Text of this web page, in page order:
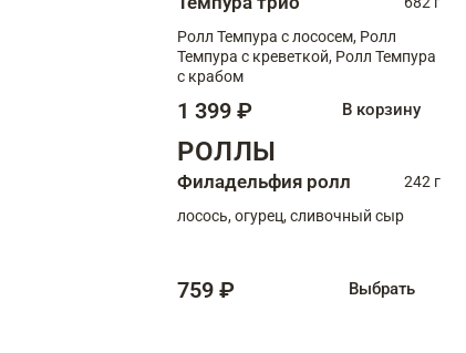
Ролл Темпура с лососем, Ролл
Темпура с креветкой, Ролл Темпура
с крабом
1 399 ₽ В корзину
РОЛЛЫ
Филадельфия ролл
242 г
лосось, огурец, сливочный сыр
759 ₽ Выбрать